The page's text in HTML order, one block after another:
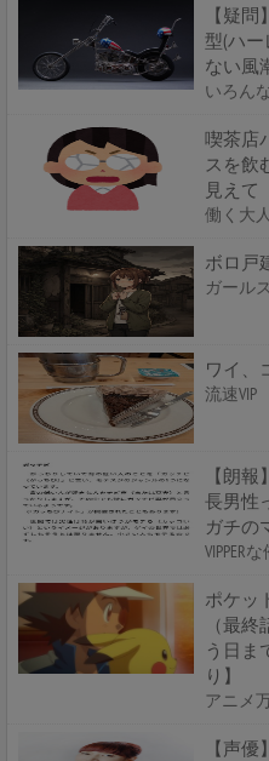
【疑
型(ハ
ない風
いろん
喫茶店
スを飲
見えて
働く大
ボロ戸
ガール
ワイ、
流速VIP
【朗
長男性
ガチの
VIPPER
ポケッ
（最
う日
り】
アニメ
【声